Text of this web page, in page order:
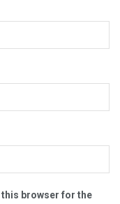
this browser for the